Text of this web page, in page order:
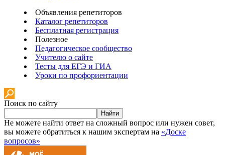
Объявления репетиторов
Каталог репетиторов
Бесплатная регистрация
Полезное
Педагогическое сообщество
Учителю о сайте
Тесты для ЕГЭ и ГИА
Уроки по профориентации
Поиск по сайту
Найти
Не можете найти ответ на сложный вопрос или нужен совет,
вы можете обратиться к нашим экспертам на «Доске
вопросов»